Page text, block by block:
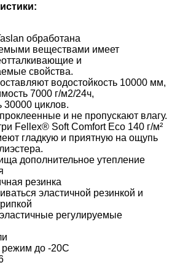
обработана
веществами имеет
и
свойства.
водостойкость 10000 мм,
7000 г/м2/24ч,
30000 циклов.
и не пропускают влагу.
Fellex® Soft Comfort Eco 140 г/м²
гладкую и приятную на ощупь
дополнительное утепление
резинка
эластичной резинкой и
регулируемые
до -20С